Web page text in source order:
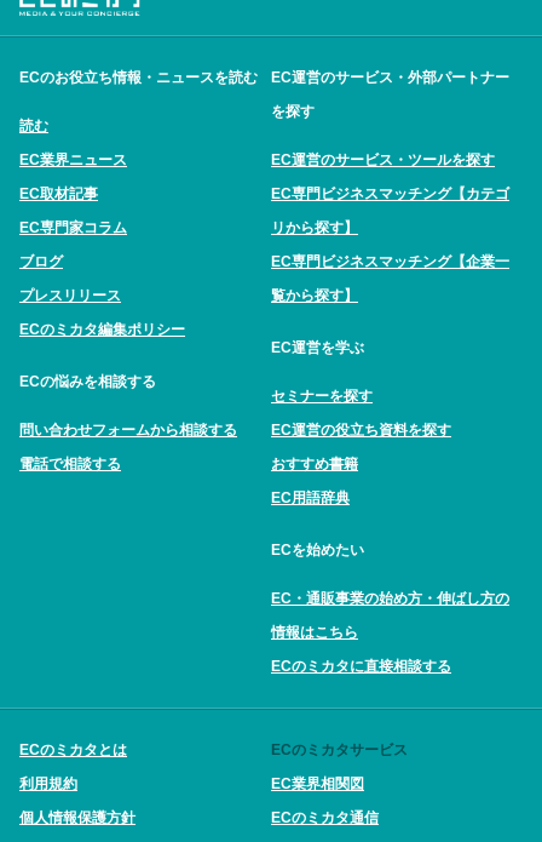
ECのお役立ち情報・ニュースを読む
読む
EC業界ニュース
EC取材記事
EC専門家コラム
ブログ
プレスリリース
ECのミカタ編集ポリシー
ECの悩みを相談する
問い合わせフォームから相談する
電話で相談する
EC運営のサービス・外部パートナー
を探す
EC運営のサービス・ツールを探す
EC専門ビジネスマッチング【カテゴ
リから探す】
EC専門ビジネスマッチング【企業一
覧から探す】
EC運営を学ぶ
セミナーを探す
EC運営の役立ち資料を探す
おすすめ書籍
EC用語辞典
ECを始めたい
EC・通販事業の始め方・伸ばし方の
情報はこちら
ECのミカタに直接相談する
ECのミカタとは
利用規約
個人情報保護方針
ECのミカタサービス
EC業界相関図
ECのミカタ通信